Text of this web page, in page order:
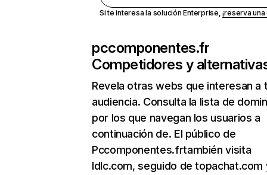
Si te interesa la solución Enterprise,¡reserva
pccomponentes.fr
Competidores y
Revela otras webs que interesan a
audiencia. Consulta la lista de
por los que navegan los usuarios a
continuación de. El público de
Pccomponentes.frtambién visita
ldlc.com, seguido de topachat.com